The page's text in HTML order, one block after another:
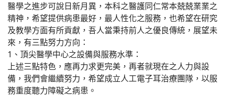
醫學之進步可說日新月異，本科之醫護同仁常本兢兢業業之
精神，希望提供病患最好，最人性化之服務，也希望在研究
及教學方面有所貢獻，吾人當秉持前人之優良傳統，展望未
來，有三點努力方向：
1、頂尖醫學中心之設備與服務水準：
上述三點特色，應再力求更完美，再者就現在之人力與設
備，我們會繼續努力，希望成立人工電子耳治療團隊，以服
務重度聽力障礙之病患。